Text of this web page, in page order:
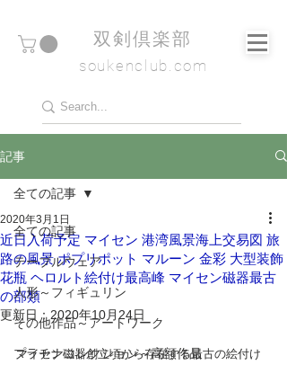
​双剣倶楽部
soukenclub.com
記事
全ての記事
テーブルウェア
人形～フィギュリン
その他作品～アートワーク
プラチナコレクション～高額作品
全ての記事
近日入荷予定 マイセン 港湾風景海上交易図 旅
路の風景 ポプリポット マルーン 金彩 大型装飾
花瓶 ヘロルト絵付け最高峰 マイセン磁器最古
の部類
2020年3月1日
更新日： 2020年10月24日
マイセン磁器創立頃から存在する最古の絵付け